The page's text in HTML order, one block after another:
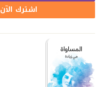
اشترك الآن